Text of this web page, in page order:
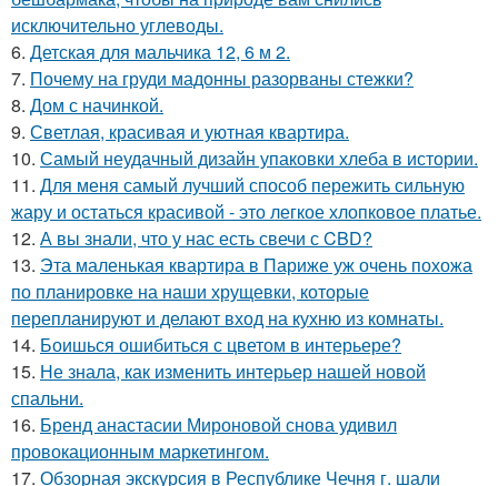
исключительно углеводы.
6. Детская для мальчика 12, 6 м 2.
7. Почему на груди мадонны разорваны стежки?
8. Дом с начинкой.
9. Светлая, красивая и уютная квартира.
10. Самый неудачный дизайн упаковки хлеба в истории.
11. Для меня самый лучший способ пережить сильную
жару и остаться красивой - это легкое хлопковое платье.
12. А вы знали, что у нас есть свечи с CBD?
13. Эта маленькая квартира в Париже уж очень похожа
по планировке на наши хрущевки, которые
перепланируют и делают вход на кухню из комнаты.
14. Боишься ошибиться с цветом в интерьере?
15. Не знала, как изменить интерьер нашей новой
спальни.
16. Бренд анастасии Мироновой снова удивил
провокационным маркетингом.
17. Обзорная экскурсия в Республике Чечня г. шали